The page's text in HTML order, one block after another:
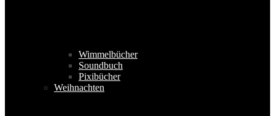
Wimmelbücher
Soundbuch
Pixibücher
Weihnachten